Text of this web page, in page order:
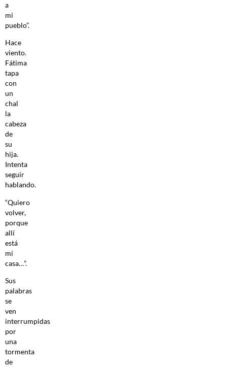
a
mi
pueblo”.
Hace
viento.
Fátima
tapa
con
un
chal
la
cabeza
de
su
hija.
Intenta
seguir
hablando.
“Quiero
volver,
porque
allí
está
mi
casa…”.
Sus
palabras
se
ven
interrumpidas
por
una
tormenta
de